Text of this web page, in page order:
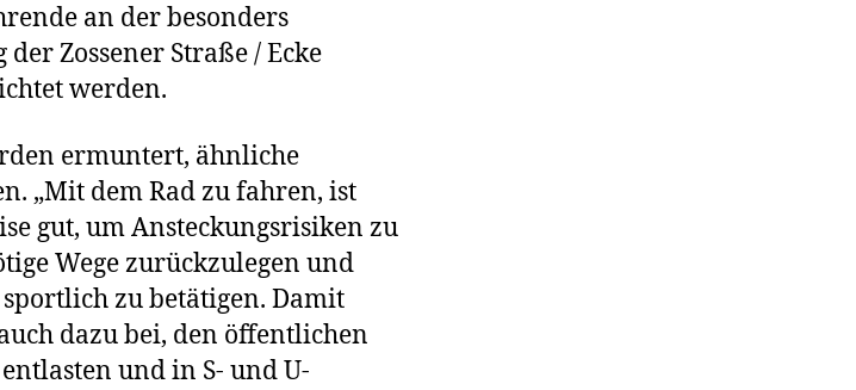
an der besonders
Zossener Straße / Ecke
werden.
ermuntert, ähnliche
„Mit dem Rad zu fahren, ist
gut, um Ansteckungsrisiken zu
Wege zurückzulegen und
zu betätigen. Damit
dazu bei, den öffentlichen
und in S- und U-